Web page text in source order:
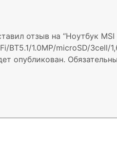
отзыв на “Ноутбук
BT5.1/1.0MP/microSD/3cell/
опубликован.